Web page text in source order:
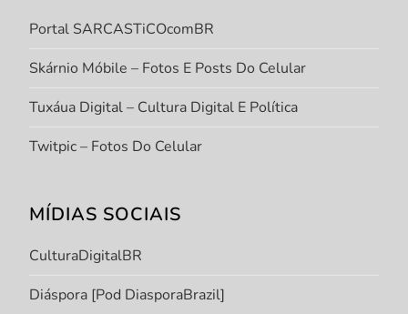
Portal SARCASTiCOcomBR
Skárnio Móbile – Fotos E Posts Do Celular
Tuxáua Digital – Cultura Digital E Política
Twitpic – Fotos Do Celular
MÍDIAS SOCIAIS
CulturaDigitalBR
Diáspora [Pod DiasporaBrazil]